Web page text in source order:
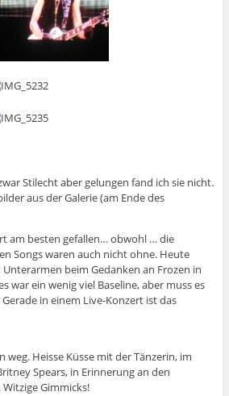
Stilecht aber gelungen fand ich sie nicht.
aus der Galerie (am Ende des
am besten gefallen… obwohl … die
Songs waren auch nicht ohne. Heute
beim Gedanken an Frozen in
war ein wenig viel Baseline, aber muss es
in einem Live-Konzert ist das
weg. Heisse Küsse mit der Tänzerin, im
Spears, in Erinnerung an den
Gimmicks!